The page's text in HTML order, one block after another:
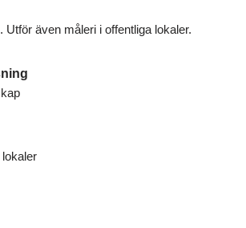
Utför även måleri i offentliga lokaler.
lokaler